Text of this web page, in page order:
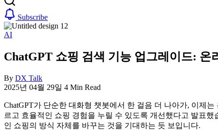
Subscribe
AI
ChatGPT 쇼핑 검색 기능 업그레이드: 온
By DX Talk
2025년 04월 29일 4 Min Read
ChatGPT가 단순한 대화형 챗봇에서 한 걸음 더 나아가, 이제
르고 효율적인 쇼핑 경험을 누릴 수 있도록 개선했다고 발표
인 쇼핑의 방식 자체를 바꾸는 것을 기대하는 듯 보입니다.